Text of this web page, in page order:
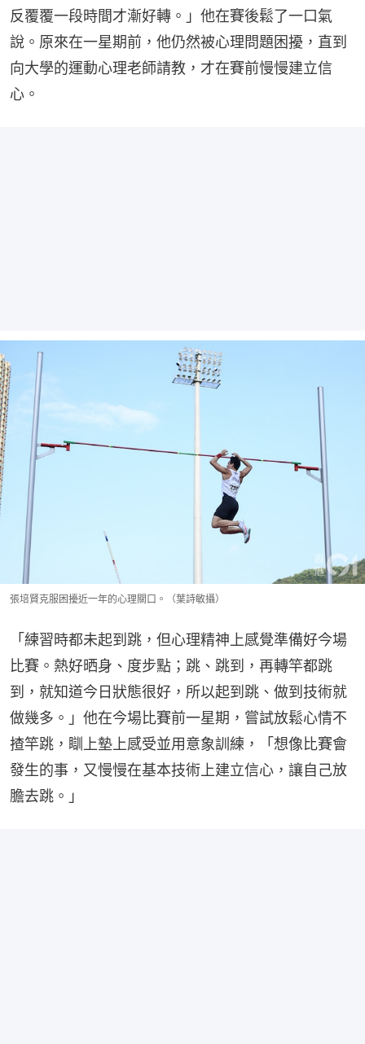
反覆覆一段時間才漸好轉。」他在賽後鬆了一口氣
說。原來在一星期前，他仍然被心理問題困擾，直到
向大學的運動心理老師請教，才在賽前慢慢建立信
心。
張培賢克服困擾近一年的心理關口。（葉詩敏攝）
「練習時都未起到跳，但心理精神上感覺準備好今場
比賽。熱好晒身、度步點；跳、跳到，再轉竿都跳
到，就知道今日狀態很好，所以起到跳、做到技術就
做幾多。」他在今場比賽前一星期，嘗試放鬆心情不
揸竿跳，瞓上墊上感受並用意象訓練，「想像比賽會
發生的事，又慢慢在基本技術上建立信心，讓自己放
膽去跳。」